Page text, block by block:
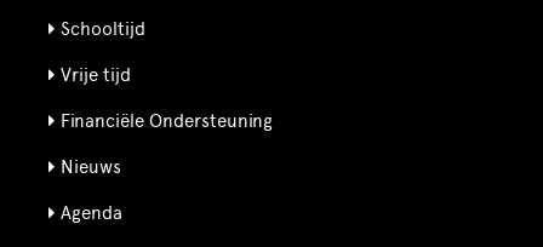
Schooltijd
Vrije tijd
Financiële Ondersteuning
Nieuws
Agenda